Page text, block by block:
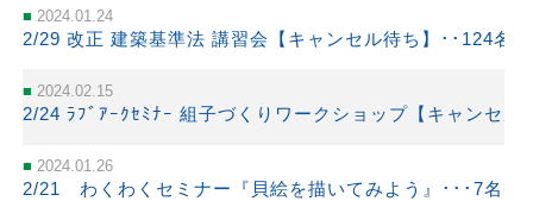
2024.01.24
2/29 改正 建築基準法 講習会【キャンセル待ち】･･124名
2024.02.15
2/24 ﾗﾌﾞｱｰｸｾﾐﾅｰ 組子づくりワークショップ【キャンセル
2024.01.26
2/21 わくわくセミナー『貝絵を描いてみよう』･･･7名申